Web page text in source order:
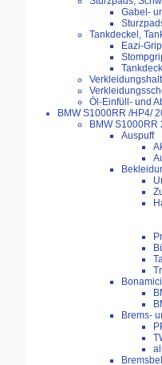
Gabel-
Tankdeckel,
Eazi-Grip
Öl-Einfüll- und
BMW S1000RR /HP4/
BMW S1000RR
Auspuff
Brems-